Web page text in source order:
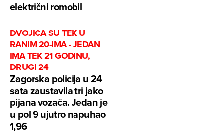
električni romobil
DVOJICA SU TEK U
RANIM 20-IMA - JEDAN
IMA TEK 21 GODINU,
DRUGI 24
Zagorska policija u 24
sata zaustavila tri jako
pijana vozača. Jedan je
u pol 9 ujutro napuhao
1,96